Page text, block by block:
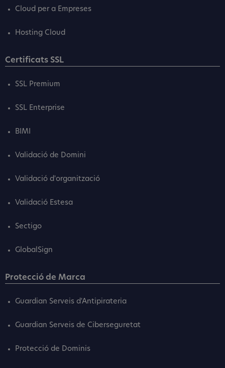
Cloud per a Empreses
Hosting Cloud
Certificats SSL
SSL Premium
SSL Enterprise
BIMI
Validació de Domini
Validació d'organització
Validació Estesa
Sectigo
GlobalSign
Protecció de Marca
Guardian Serveis d'Antipirateria
Guardian Serveis de Ciberseguretat
Protecció de Dominis